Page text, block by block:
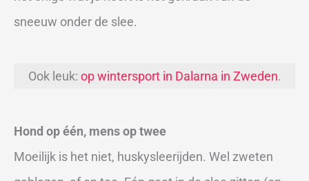
sneeuw onder de slee.
Ook leuk: op wintersport in Dalarna in Zweden.
Hond op één, mens op twee
Moeilijk is het niet, huskysleerijden. Wel zweten